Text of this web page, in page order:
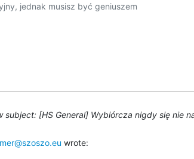
jednak musisz być geniuszem
subject: [HS General] Wybiórcza nigdy się nie
wrote: